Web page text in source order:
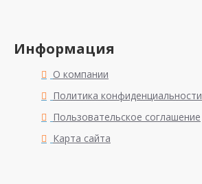
Информация
О компании
Политика конфиденциальности
Пользовательское соглашение
Карта сайта